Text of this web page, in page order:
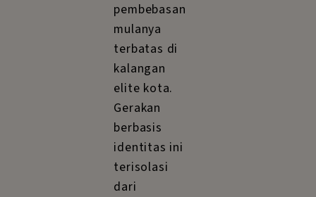
pembebasan
mulanya
terbatas di
kalangan
elite kota.
Gerakan
berbasis
identitas ini
terisolasi
dari